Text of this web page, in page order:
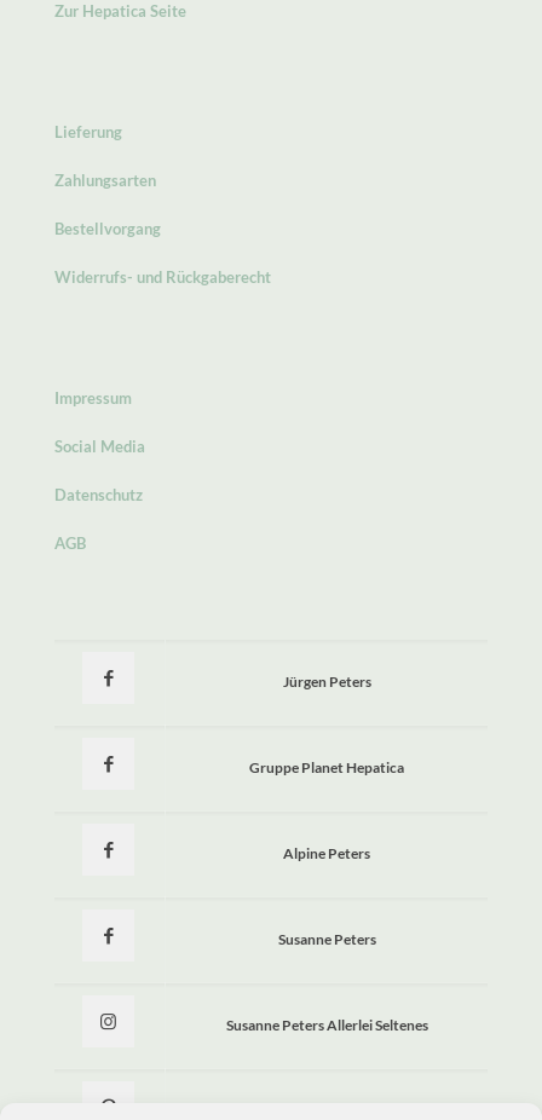
Zur Hepatica Seite
Lieferung
Zahlungsarten
Bestellvorgang
Widerrufs- und Rückgaberecht
Impressum
Social Media
Datenschutz
AGB
Jürgen Peters
Gruppe Planet Hepatica
Alpine Peters
Susanne Peters
Susanne Peters Allerlei Seltenes